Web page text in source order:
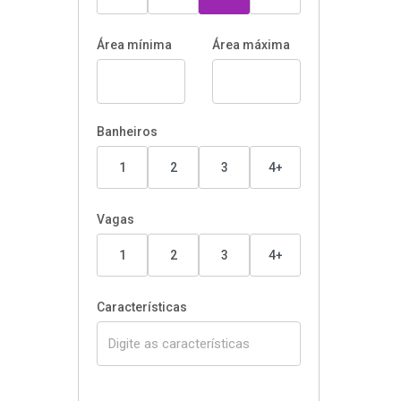
Área mínima Área máxima
Banheiros
1 2 3 4+
Vagas
1 2 3 4+
Características